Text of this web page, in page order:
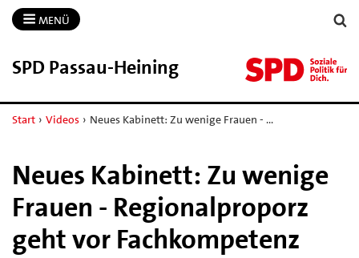
MENÜ
SPD Passau-​Heining
Start › Videos › Neues Kabinett: Zu wenige Frauen - …
Neues Kabinett: Zu wenige
Frauen - Regionalproporz
geht vor Fachkompetenz